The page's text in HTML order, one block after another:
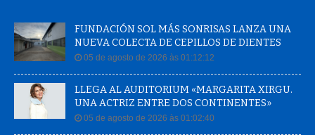
FUNDACIÓN SOL MÁS SONRISAS LANZA UNA
NUEVA COLECTA DE CEPILLOS DE DIENTES
05 de agosto de 2026 às 01:12:12
LLEGA AL AUDITORIUM «MARGARITA XIRGU.
UNA ACTRIZ ENTRE DOS CONTINENTES»
05 de agosto de 2026 às 01:02:40